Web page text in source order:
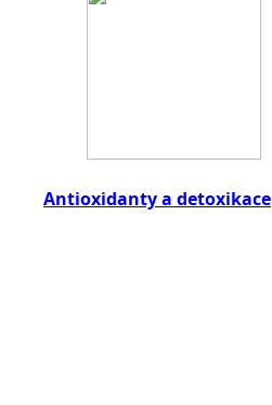
Antioxidanty a detoxikace